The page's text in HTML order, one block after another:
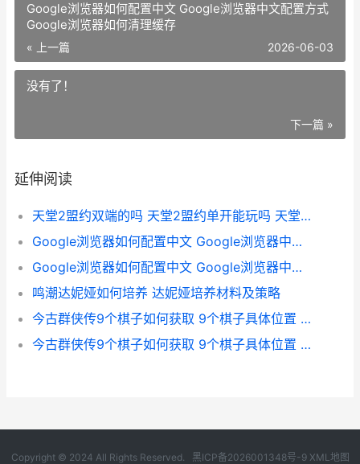
Google浏览器如何配置中文 Google浏览器中文配置方式
Google浏览器如何清理缓存
« 上一篇 2026-06-03
没有了！
下一篇 »
延伸阅读
天堂2盟约双端的吗 天堂2盟约单开能玩吗 天堂2m和天堂2血盟
Google浏览器如何配置中文 Google浏览器中文配置方式 Google浏览器如何清理缓存
Google浏览器如何配置中文 Google浏览器中文配置方式 google浏览器如何截图
鸣潮达妮娅如何培养 达妮娅培养材料及策略
今古群侠传9个棋子如何获取 9个棋子具体位置 今古群侠传之武林争霸攻略
今古群侠传9个棋子如何获取 9个棋子具体位置 今古群侠传之武林争霸移植安卓
Copyright © 2024 All Rights Reserved. 黑ICP备2026001348号-9 XML地图